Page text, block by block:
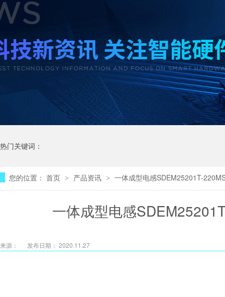
热门关键词：
您的位置： 首页 > 产品资讯 > 一体成型电感SDEM25201T-
一体成型电感
来源： 发布日期： 2020.11.27